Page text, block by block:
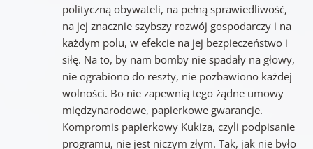
polityczną obywateli, na pełną sprawiedliwość,
na jej znacznie szybszy rozwój gospodarczy i na
każdym polu, w efekcie na jej bezpieczeństwo i
siłę. Na to, by nam bomby nie spadały na głowy,
nie ograbiono do reszty, nie pozbawiono każdej
wolności. Bo nie zapewnią tego żądne umowy
międzynarodowe, papierkowe gwarancje.
Kompromis papierkowy Kukiza, czyli podpisanie
programu, nie jest niczym złym. Tak, jak nie było